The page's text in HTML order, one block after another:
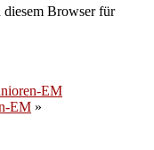
Browser für
EM
EM »